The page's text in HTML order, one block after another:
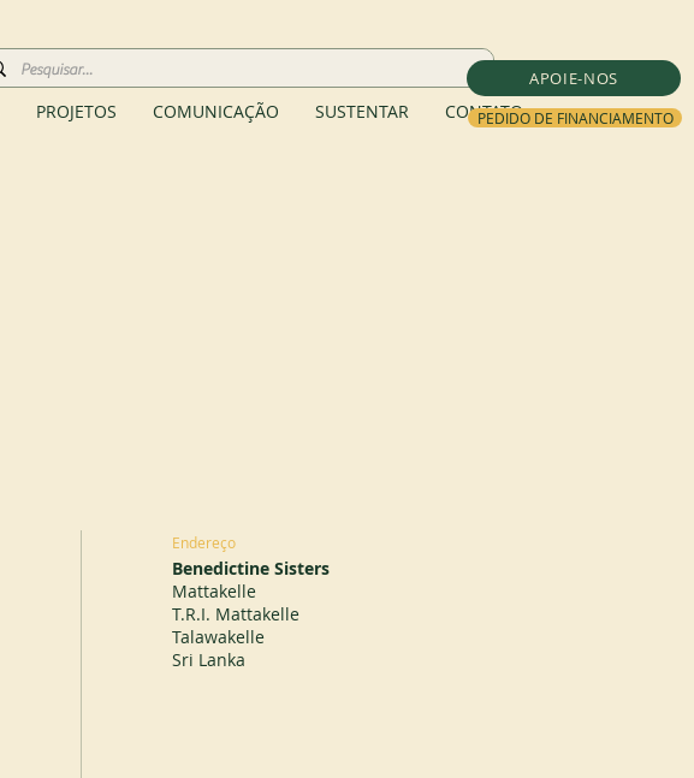
APOIE-NOS
PEDIDO DE FINANCIAMENTO
PROJETOS COMUNICAÇÃO SUSTENTAR CONTATO
Endereço
Benedictine Sisters
Mattakelle
T.R.I. Mattakelle
Talawakelle
Sri Lanka